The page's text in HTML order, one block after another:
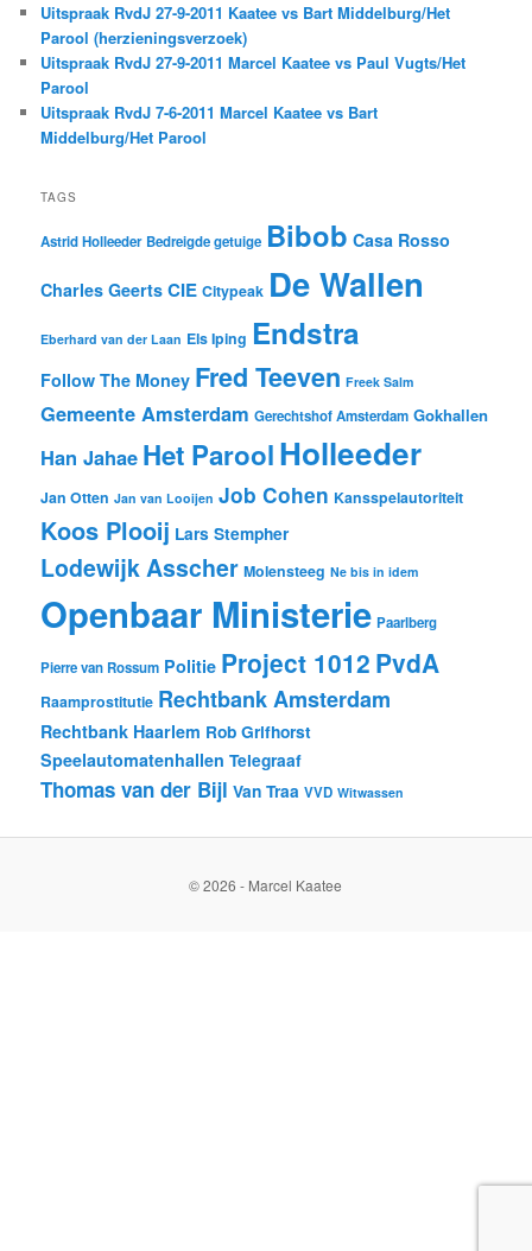
Uitspraak RvdJ 27-9-2011 Kaatee vs Bart Middelburg/Het
Parool (herzieningsverzoek)
Uitspraak RvdJ 27-9-2011 Marcel Kaatee vs Paul Vugts/Het
Parool
Uitspraak RvdJ 7-6-2011 Marcel Kaatee vs Bart
Middelburg/Het Parool
TAGS
Astrid Holleeder Bedreigde getuige Bibob Casa Rosso
Charles Geerts CIE Citypeak De Wallen
Eberhard van der Laan Els Iping Endstra
Follow The Money Fred Teeven Freek Salm
Gemeente Amsterdam Gerechtshof Amsterdam Gokhallen
Han Jahae Het ParoolHolleeder
Jan Otten Jan van Looijen Job Cohen Kansspelautoriteit
Koos Plooij Lars Stempher
Lodewijk Asscher Molensteeg Ne bis in idem
Openbaar Ministerie Paarlberg
Pierre van Rossum Politie Project 1012 PvdA
Raamprostitutie Rechtbank Amsterdam
Rechtbank Haarlem Rob Grifhorst
Speelautomatenhallen Telegraaf
Thomas van der Bijl Van Traa VVD Witwassen
© 2026 - Marcel Kaatee